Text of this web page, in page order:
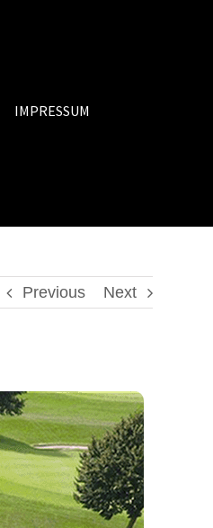
IMPRESSUM
Previous Next